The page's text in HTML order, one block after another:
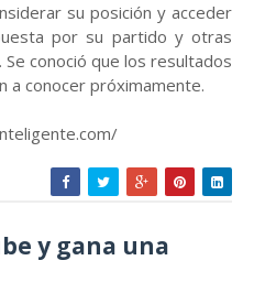
su posición y acceder
por su partido y otras
conoció que los resultados
a conocer próximamente.
y gana una